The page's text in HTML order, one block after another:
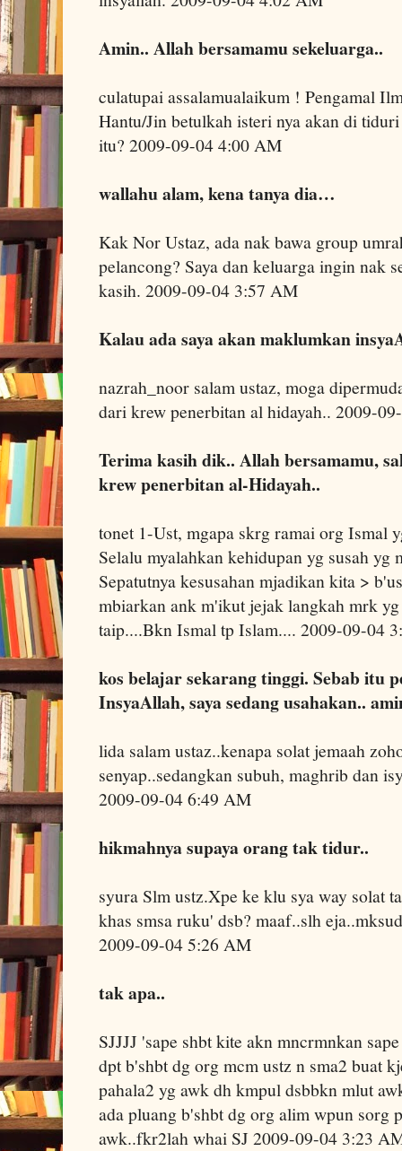
Amin.. Allah bersamamu sekeluarga..
culatupai assalamualaikum ! Pengamal
Hantu/Jin betulkah isteri nya akan di
itu? 2009-09-04 4:00 AM
wallahu alam, kena tanya dia…
Kak Nor Ustaz, ada nak bawa group
pelancong? Saya dan keluarga ingin nak
kasih. 2009-09-04 3:57 AM
Kalau ada saya akan maklumkan
nazrah_noor salam ustaz, moga
dari krew penerbitan al hidayah.. 2009-
Terima kasih dik.. Allah bersamamu,
krew penerbitan al-Hidayah..
tonet 1-Ust, mgapa skrg ramai org Ismal
Selalu myalahkan kehidupan yg susah yg
Sepatutnya kesusahan mjadikan kita >
mbiarkan ank m'ikut jejak langkah mrk
taip....Bkn Ismal tp Islam.... 2009-09-04
kos belajar sekarang tinggi. Sebab itu
InsyaAllah, saya sedang usahakan..
lida salam ustaz..kenapa solat jemaah
senyap..sedangkan subuh, maghrib dan
2009-09-04 6:49 AM
hikmahnya supaya orang tak tidur..
syura Slm ustz.Xpe ke klu sya way solat
khas smsa ruku' dsb? maaf..slh
2009-09-04 5:26 AM
tak apa..
SJJJJ 'sape shbt kite akn mncrmnkan
dpt b'shbt dg org mcm ustz n sma2 buat
pahala2 yg awk dh kmpul dsbbkn mlut
ada pluang b'shbt dg org alim wpun sorg
awk..fkr2lah whai SJ 2009-09-04 3:23